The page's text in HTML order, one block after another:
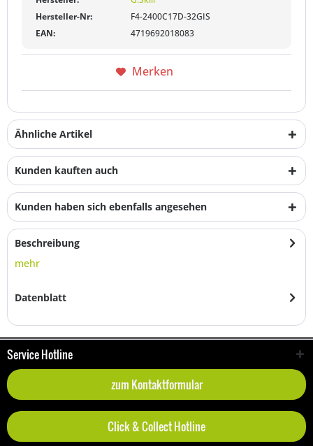
Hersteller-Nr:
F4-2400C17D-32GIS
EAN:
4719692018083
Merken
Ähnliche Artikel
Kunden kauften auch
Kunden haben sich ebenfalls angesehen
Beschreibung
mehr
Datenblatt
Service Hotline
zum Kontaktformular
Click & Collect Hotline